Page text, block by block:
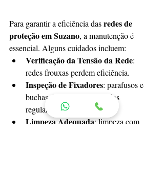
Para garantir a eficiência das redes de
proteção em Suzano, a manutenção é
essencial. Alguns cuidados incluem:
Verificação da Tensão da Rede:
redes frouxas perdem eficiência.
Inspeção de Fixadores: parafusos e
buchas devem ser verificados
regularmente.
Limpeza Adequada: limpeza com